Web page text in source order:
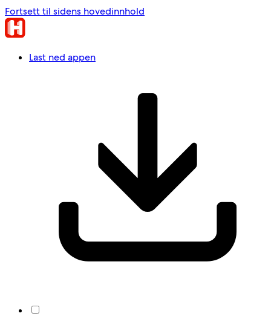
Fortsett til sidens hovedinnhold
Last ned appen